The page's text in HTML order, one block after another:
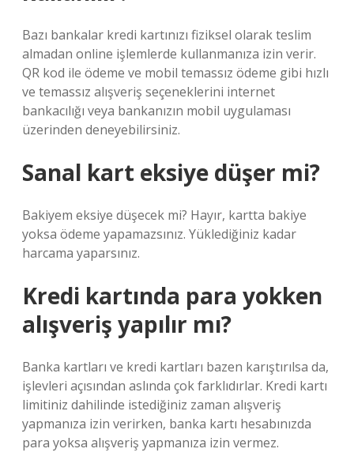
Bazı bankalar kredi kartınızı fiziksel olarak teslim
almadan online işlemlerde kullanmanıza izin verir.
QR kod ile ödeme ve mobil temassız ödeme gibi hızlı
ve temassız alışveriş seçeneklerini internet
bankacılığı veya bankanızın mobil uygulaması
üzerinden deneyebilirsiniz.
Sanal kart eksiye düşer mi?
Bakiyem eksiye düşecek mi? Hayır, kartta bakiye
yoksa ödeme yapamazsınız. Yüklediğiniz kadar
harcama yaparsınız.
Kredi kartında para yokken
alışveriş yapılır mı?
Banka kartları ve kredi kartları bazen karıştırılsa da,
işlevleri açısından aslında çok farklıdırlar. Kredi kartı
limitiniz dahilinde istediğiniz zaman alışveriş
yapmanıza izin verirken, banka kartı hesabınızda
para yoksa alışveriş yapmanıza izin vermez.